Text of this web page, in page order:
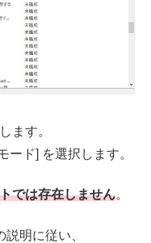
ます。
ード] を選択します。
では存在しません。
説明に従い、